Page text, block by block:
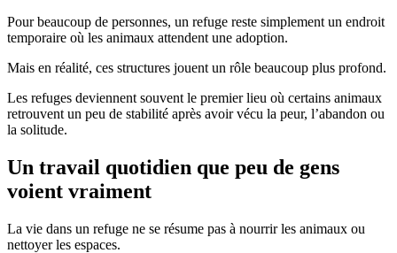
Pour beaucoup de personnes, un refuge reste simplement un endroit
temporaire où les animaux attendent une adoption.
Mais en réalité, ces structures jouent un rôle beaucoup plus profond.
Les refuges deviennent souvent le premier lieu où certains animaux
retrouvent un peu de stabilité après avoir vécu la peur, l’abandon ou
la solitude.
Un travail quotidien que peu de gens
voient vraiment
La vie dans un refuge ne se résume pas à nourrir les animaux ou
nettoyer les espaces.